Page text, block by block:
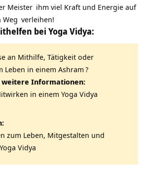
Meister ihm viel Kraft und Energie auf
verleihen!
bei Yoga Vidya:
an Mithilfe, Tätigkeit oder
Leben in einem Ashram ?
weitere Informationen:
in einem Yoga Vidya
zum Leben, Mitgestalten und
Vidya